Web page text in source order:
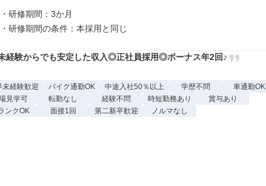
研修期間：3か月
経験からでも安定した収入◎正社員採用◎ボーナス年2回♪
未経験歓迎 バイク通勤OK 中途入社50％以上 学歴不問
車通勤OK
見学可
転勤なし 経験不問 時短勤務あり
賞与あり
ンクOK
面接1回 第二新卒歓迎 ノルマなし